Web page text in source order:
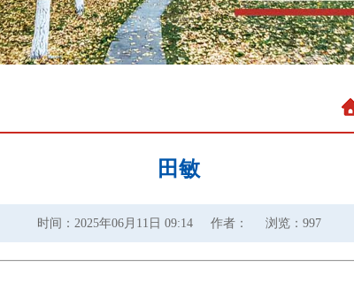
田敏
时间：2025年06月11日 09:14 作者： 浏览： 997